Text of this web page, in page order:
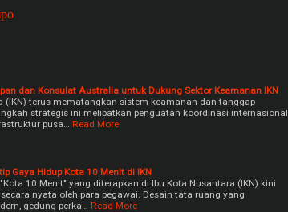
dan Konsulat Australia untuk Dukung Sektor Keamanan IKN
(IKN) terus mematangkan sistem keamanan dan tanggap
strategis ini melibatkan penguatan koordinasi internasional,
pusa…
Read More
Gaya Hidup Kota 10 Menit di IKN
10 Menit" yang diterapkan di Ibu Kota Nusantara (IKN) kini
nyata oleh para pegawai. Desain tata ruang yang
gedung perka…
Read More